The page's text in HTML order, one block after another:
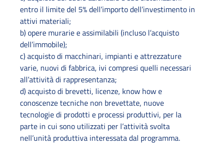
entro il limite del 5% dell’importo dell’investimento in
attivi materiali;
b) opere murarie e assimilabili (incluso l’acquisto
dell’immobile);
c) acquisto di macchinari, impianti e attrezzature
varie, nuovi di fabbrica, ivi compresi quelli necessari
all’attività di rappresentanza;
d) acquisto di brevetti, licenze, know how e
conoscenze tecniche non brevettate, nuove
tecnologie di prodotti e processi produttivi, per la
parte in cui sono utilizzati per l’attività svolta
nell’unità produttiva interessata dal programma.